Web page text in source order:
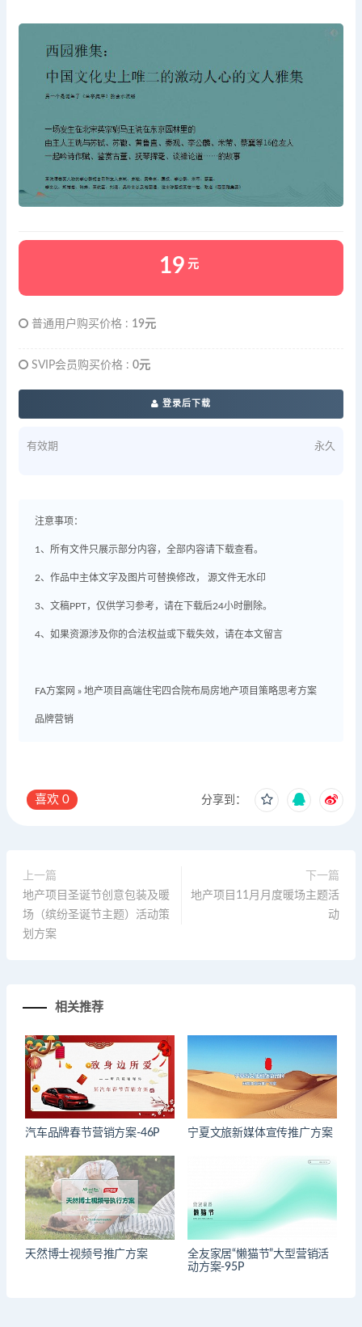
19 元
普通用户购买价格 : 19元
SVIP会员购买价格 : 0元
登录后下载
有效期 永久
注意事项：
1、所有文件只展示部分内容，全部内容请下载查看。
2、作品中主体文字及图片可替换修改， 源文件无水印
3、文稿PPT，仅供学习参考，请在下载后24小时删除。
4、如果资源涉及你的合法权益或下载失效，请在本文留言
FA方案网 » 地产项目高端住宅四合院布局房地产项目策略思考方案
品牌营销
喜欢 0 分享到：
上一篇
地产项目圣诞节创意包装及暖
场（缤纷圣诞节主题）活动策
划方案
下一篇
地产项目11月月度暖场主题活
动
相关推荐
汽车品牌春节营销方案-46P 宁夏文旅新媒体宣传推广方案
天然博士视频号推广方案
全友家居“懒猫节”大型营销活
动方案-95P